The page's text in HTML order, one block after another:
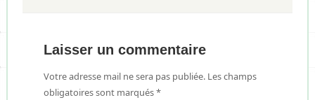
Laisser un commentaire
Votre adresse mail ne sera pas publiée. Les champs
obligatoires sont marqués *